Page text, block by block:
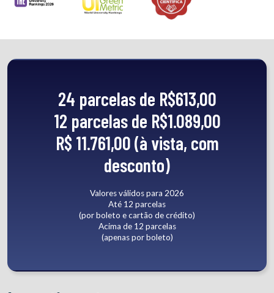
24 parcelas de R$613,00
12 parcelas de R$1.089,00
R$ 11.761,00 (à vista, com
desconto)
Valores válidos para 2026
Até 12 parcelas
(por boleto e cartão de crédito)
Acima de 12 parcelas
(apenas por boleto)